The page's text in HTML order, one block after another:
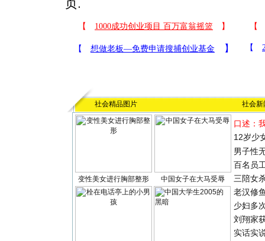
页.
社会精品图片 社会新
变性美女进行胸部整形 中国女子在大马受辱
口述：
12岁少
男子性
百名员
三陪女
老汉修
少妇多
刘翔家
实话实